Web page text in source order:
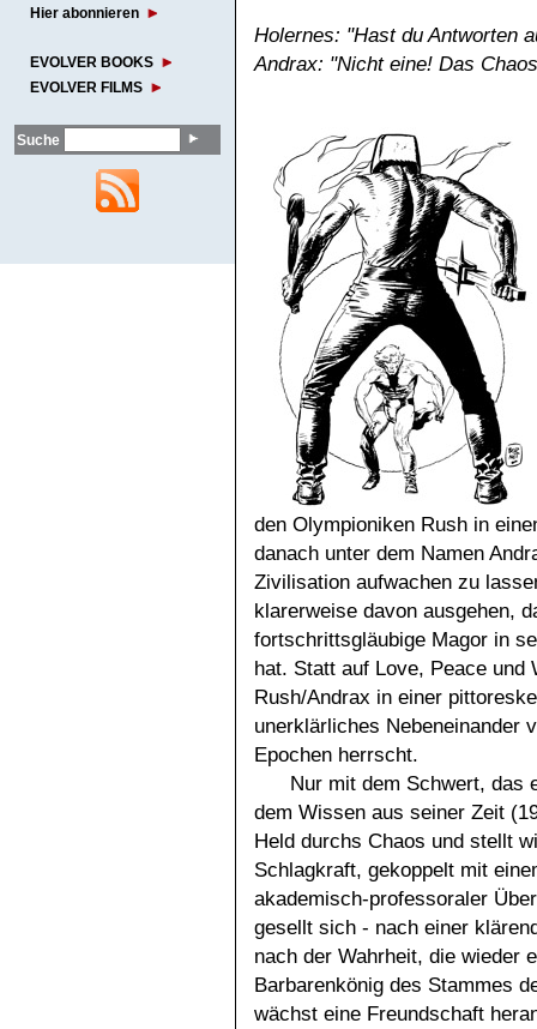
Hier abonnieren
EVOLVER BOOKS
EVOLVER FILMS
Suche
Holernes: "Hast du Antworten
Andrax: "Nicht eine! Das
den Olympioniken Rush in
danach unter dem Namen
Zivilisation aufwachen zu
klarerweise davon ausgehen,
fortschrittsgläubige Magor in
hat. Statt auf Love, Peace
Rush/Andrax in einer
unerklärliches Nebeneinander
Epochen herrscht.
Nur mit dem Schwert, das
dem Wissen aus seiner Zeit
Held durchs Chaos und stellt
Schlagkraft, gekoppelt mit
akademisch-professoraler
gesellt sich - nach einer
nach der Wahrheit, die wieder
Barbarenkönig des Stammes
wächst eine Freundschaft